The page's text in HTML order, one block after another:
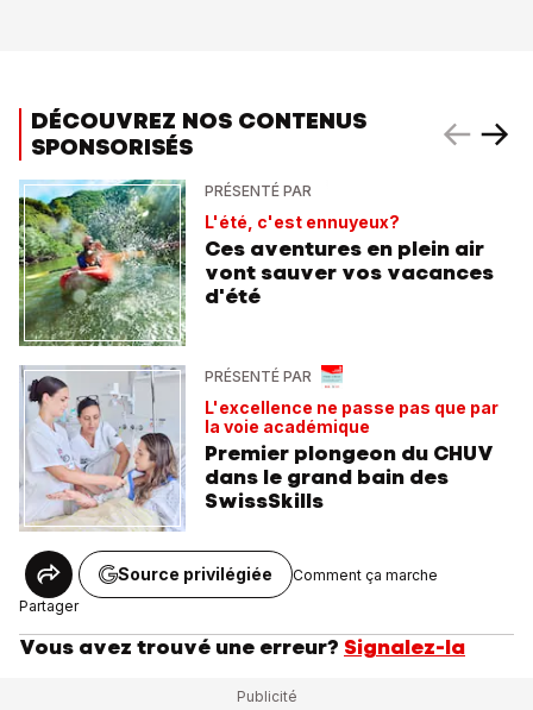
DÉCOUVREZ NOS CONTENUS
SPONSORISÉS
PRÉSENTÉ PAR
L'été, c'est ennuyeux?
Ces aventures en plein air
vont sauver vos vacances
d'été
PRÉSENTÉ PAR
L'excellence ne passe pas que par
la voie académique
Premier plongeon du CHUV
dans le grand bain des
SwissSkills
Partager
Source privilégiée Comment ça marche
Vous avez trouvé une erreur? Signalez-la